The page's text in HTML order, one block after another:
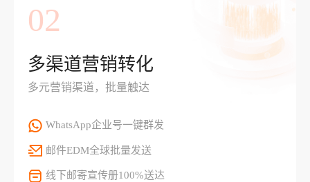
02
多渠道营销转化
多元营销渠道，批量触达
WhatsApp企业号一键群发
邮件EDM全球批量发送
线下邮寄宣传册100%送达